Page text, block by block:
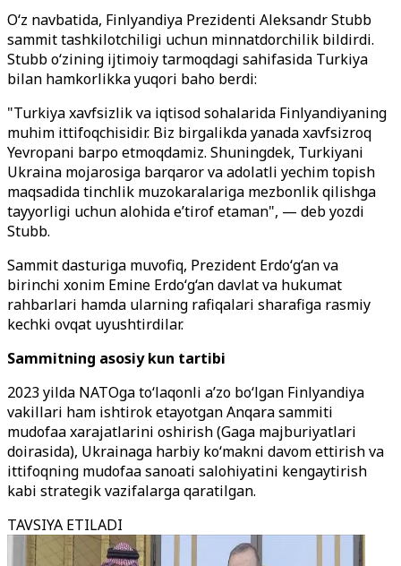
O‘z navbatida, Finlyandiya Prezidenti Aleksandr Stubb
sammit tashkilotchiligi uchun minnatdorchilik bildirdi.
Stubb o‘zining ijtimoiy tarmoqdagi sahifasida Turkiya
bilan hamkorlikka yuqori baho berdi:
"Turkiya xavfsizlik va iqtisod sohalarida Finlyandiyaning
muhim ittifoqchisidir. Biz birgalikda yanada xavfsizroq
Yevropani barpo etmoqdamiz. Shuningdek, Turkiyani
Ukraina mojarosiga barqaror va adolatli yechim topish
maqsadida tinchlik muzokaralariga mezbonlik qilishga
tayyorligi uchun alohida e’tirof etaman", — deb yozdi
Stubb.
Sammit dasturiga muvofiq, Prezident Erdo‘g‘an va
birinchi xonim Emine Erdo‘g‘an davlat va hukumat
rahbarlari hamda ularning rafiqalari sharafiga rasmiy
kechki ovqat uyushtirdilar.
Sammitning asosiy kun tartibi
2023 yilda NATOga to‘laqonli a’zo bo‘lgan Finlyandiya
vakillari ham ishtirok etayotgan Anqara sammiti
mudofaa xarajatlarini oshirish (Gaga majburiyatlari
doirasida), Ukrainaga harbiy ko‘makni davom ettirish va
ittifoqning mudofaa sanoati salohiyatini kengaytirish
kabi strategik vazifalarga qaratilgan.
TAVSIYA ETILADI